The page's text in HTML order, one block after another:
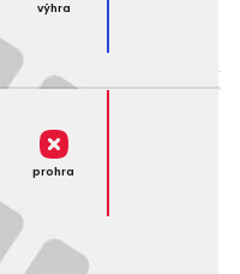
výhra
prohra